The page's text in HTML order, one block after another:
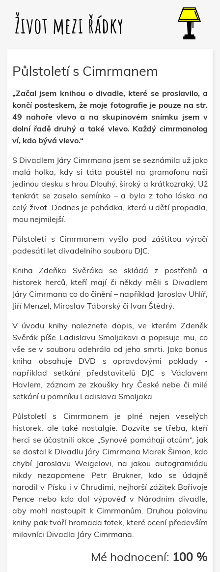
Život mezi řádky
Půlstoletí s Cimrmanem
„Začal jsem knihou o divadle, které se proslavilo, a
končí posteskem, že moje fotografie je pouze na str.
49 nahoře vlevo a na skupinovém snímku jsem v
dolní řadě druhý a také vlevo. Každý cimrmanolog
ví, kdo bývá vlevo.“
S Divadlem Járy Cimrmana jsem se seznámila už jako
malá holka, kdy si táta pouštěl na gramofonu naši
jedinou desku s hrou Dlouhý, široký a krátkozraký. Už
tenkrát se zaselo semínko – a byla z toho láska na
celý život. Dodnes je pohádka, která u dětí propadla,
mou nejmilejší.
Půlstoletí s Cimrmanem vyšlo pod záštitou výročí
padesáti let divadelního souboru DJC.
Kniha Zdeňka Svěráka se skládá z postřehů a
historek herců, kteří mají či někdy měli s Divadlem
Járy Cimrmana co do činění – například Jaroslav Uhlíř,
Jiří Menzel, Miroslav Táborský či Ivan Štědrý.
V úvodu knihy naleznete dopis, ve kterém Zdeněk
Svěrák píše Ladislavu Smoljakovi a popisuje mu, co
vše se v souboru odehrálo od jeho smrti. Jako bonus
kniha obsahuje DVD s opravdovými poklady -
například setkání představitelů DJC s Václavem
Havlem, záznam ze zkoušky hry České nebe či milé
setkání u pomníku Ladislava Smoljaka.
Půlstoletí s Cimrmanem je plné nejen veselých
historek, ale také nostalgie. Dozvíte se třeba, kteří
herci se účastnili akce „Synové pomáhají otcům“, jak
se dostal k Divadlu Járy Cimrmana Marek Šimon, kdo
chybí Jaroslavu Weigelovi, na jakou autogramiádu
nikdy nezapomene Petr Brukner, kdo se údajně
narodil v Písku i v Chrudimi, nejhorší zážitek Bořivoje
Pence nebo kdo dal výpověď v Národním divadle,
aby mohl nastoupit k Cimrmanům. Druhou polovinu
knihy pak tvoří hromada fotek, které ocení především
milovníci Divadla Járy Cimrmana.
Mé hodnocení: 100 %